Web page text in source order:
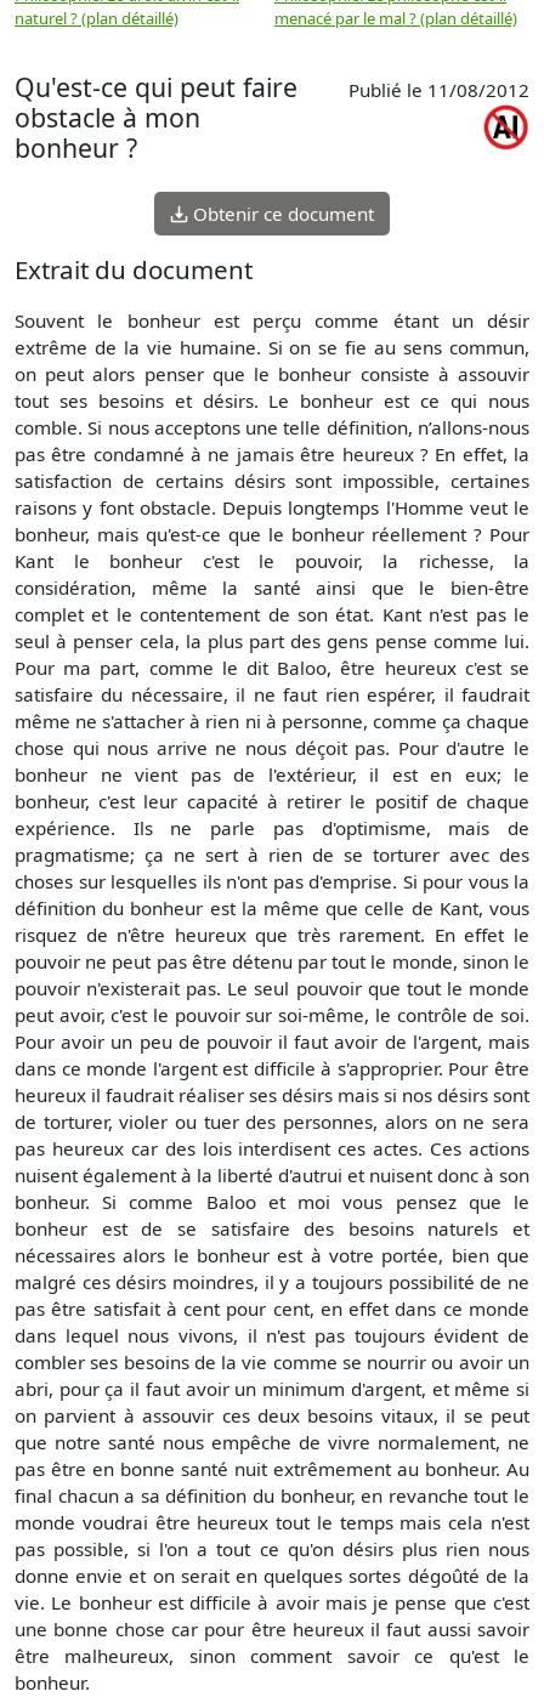
naturel ? (plan détaillé)
menacé par le mal ? (plan détaillé)
Qu'est-ce qui peut faire
obstacle à mon
bonheur ?
Publié le 11/08/2012
Obtenir ce document
Extrait du document
Souvent le bonheur est perçu comme étant un désir
extrême de la vie humaine. Si on se fie au sens commun,
on peut alors penser que le bonheur consiste à assouvir
tout ses besoins et désirs. Le bonheur est ce qui nous
comble. Si nous acceptons une telle définition, n’allons-nous
pas être condamné à ne jamais être heureux ? En effet, la
satisfaction de certains désirs sont impossible, certaines
raisons y font obstacle. Depuis longtemps l'Homme veut le
bonheur, mais qu'est-ce que le bonheur réellement ? Pour
Kant le bonheur c'est le pouvoir, la richesse, la
considération, même la santé ainsi que le bien-être
complet et le contentement de son état. Kant n'est pas le
seul à penser cela, la plus part des gens pense comme lui.
Pour ma part, comme le dit Baloo, être heureux c'est se
satisfaire du nécessaire, il ne faut rien espérer, il faudrait
même ne s'attacher à rien ni à personne, comme ça chaque
chose qui nous arrive ne nous déçoit pas. Pour d'autre le
bonheur ne vient pas de l'extérieur, il est en eux; le
bonheur, c'est leur capacité à retirer le positif de chaque
expérience. Ils ne parle pas d'optimisme, mais de
pragmatisme; ça ne sert à rien de se torturer avec des
choses sur lesquelles ils n'ont pas d'emprise. Si pour vous la
définition du bonheur est la même que celle de Kant, vous
risquez de n'être heureux que très rarement. En effet le
pouvoir ne peut pas être détenu par tout le monde, sinon le
pouvoir n'existerait pas. Le seul pouvoir que tout le monde
peut avoir, c'est le pouvoir sur soi-même, le contrôle de soi.
Pour avoir un peu de pouvoir il faut avoir de l'argent, mais
dans ce monde l'argent est difficile à s'approprier. Pour être
heureux il faudrait réaliser ses désirs mais si nos désirs sont
de torturer, violer ou tuer des personnes, alors on ne sera
pas heureux car des lois interdisent ces actes. Ces actions
nuisent également à la liberté d'autrui et nuisent donc à son
bonheur. Si comme Baloo et moi vous pensez que le
bonheur est de se satisfaire des besoins naturels et
nécessaires alors le bonheur est à votre portée, bien que
malgré ces désirs moindres, il y a toujours possibilité de ne
pas être satisfait à cent pour cent, en effet dans ce monde
dans lequel nous vivons, il n'est pas toujours évident de
combler ses besoins de la vie comme se nourrir ou avoir un
abri, pour ça il faut avoir un minimum d'argent, et même si
on parvient à assouvir ces deux besoins vitaux, il se peut
que notre santé nous empêche de vivre normalement, ne
pas être en bonne santé nuit extrêmement au bonheur. Au
final chacun a sa définition du bonheur, en revanche tout le
monde voudrai être heureux tout le temps mais cela n'est
pas possible, si l'on a tout ce qu'on désirs plus rien nous
donne envie et on serait en quelques sortes dégoûté de la
vie. Le bonheur est difficile à avoir mais je pense que c'est
une bonne chose car pour être heureux il faut aussi savoir
être malheureux, sinon comment savoir ce qu'est le
bonheur.